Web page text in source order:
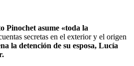
Pinochet asume «toda la
secretas en el exterior y el origen
la detención de su esposa, Lucía